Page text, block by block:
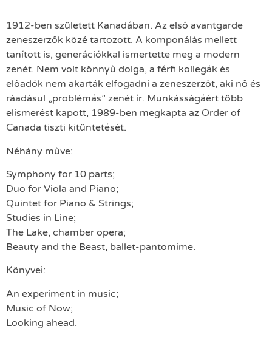
1912-ben született Kanadában. Az első avantgarde
zeneszerzők közé tartozott. A komponálás mellett
tanított is, generációkkal ismertette meg a modern
zenét. Nem volt könnyű dolga, a férfi kollegák és
előadók nem akarták elfogadni a zeneszerzőt, aki nő és
ráadásul „problémás” zenét ír. Munkásságáért több
elismerést kapott, 1989-ben megkapta az Order of
Canada tiszti kitüntetését.
Néhány műve:
Symphony for 10 parts;
Duo for Viola and Piano;
Quintet for Piano & Strings;
Studies in Line;
The Lake, chamber opera;
Beauty and the Beast, ballet-pantomime.
Könyvei:
An experiment in music;
Music of Now;
Looking ahead.